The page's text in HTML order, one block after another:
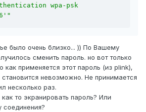
wpa-psk
было очень близко... )) По Вашему
сменить пароль. но вот только
как применяется этот пароль (из plink),
становится невозможно. Не принимается
несколько раз.
то экранировать пароль? Или
соединения?